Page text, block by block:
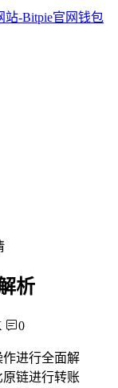
析
0
进行全面解
链进行转账